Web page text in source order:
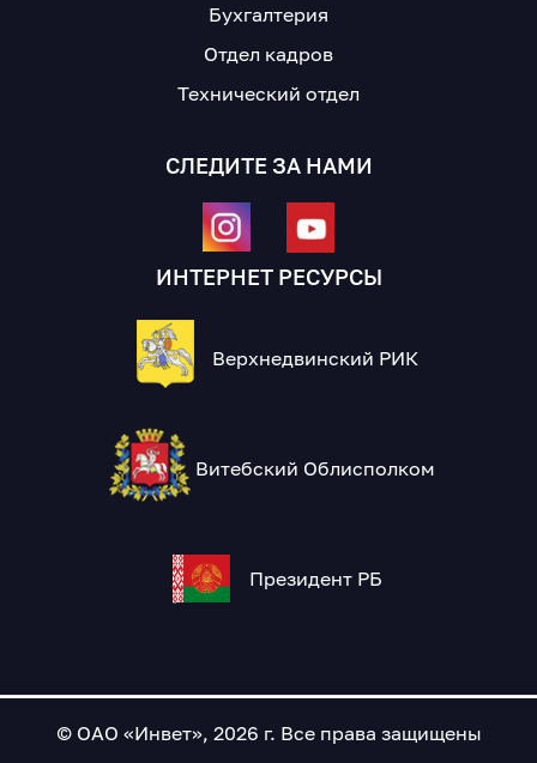
Бухгалтерия
Отдел кадров
Технический отдел
СЛЕДИТЕ ЗА НАМИ
ИНТЕРНЕТ РЕСУРСЫ
Верхнедвинский РИК
Витебский Облисполком
Президент РБ
© ОАО «Инвет», 2026 г. Все права защищены